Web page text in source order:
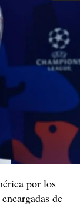
por los
de